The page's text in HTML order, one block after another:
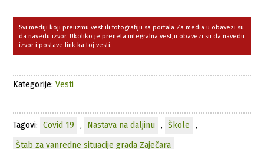
Svi mediji koji preuzmu vest ili fotografiju sa portala Za media u obavezi su
da navedu izvor. Ukoliko je preneta integralna vest,u obavezi su da navedu
izvor i postave link ka toj vesti.
Kategorije:Vesti
Tagovi: Covid 19 , Nastava na daljinu , Škole
,
Štab za vanredne situacije grada Zaječara